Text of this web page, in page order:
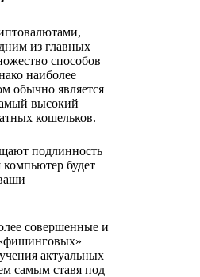
из главных
способов
наиболее
обычно является
высокий
кошельков.
подлинность
будет
совершенные и
актуальных
самым ставя под